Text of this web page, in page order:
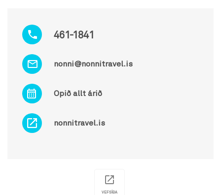
461-1841
nonni@nonnitravel.is
Opið allt árið
nonnitravel.is
VEFSÍÐA